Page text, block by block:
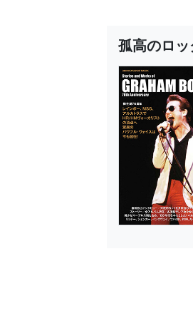
孤高のロ